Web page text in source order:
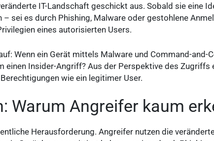
IT-Landschaft geschickt aus. Sobald sie eine
sei es durch Phishing, Malware oder gestohlene
eines autorisierten Users.
Wenn ein Gerät mittels Malware und Command-
einen Insider-Angriff? Aus der Perspektive des Zugriffs
wie ein legitimer User.
Warum Angreifer kaum
Herausforderung. Angreifer nutzen die